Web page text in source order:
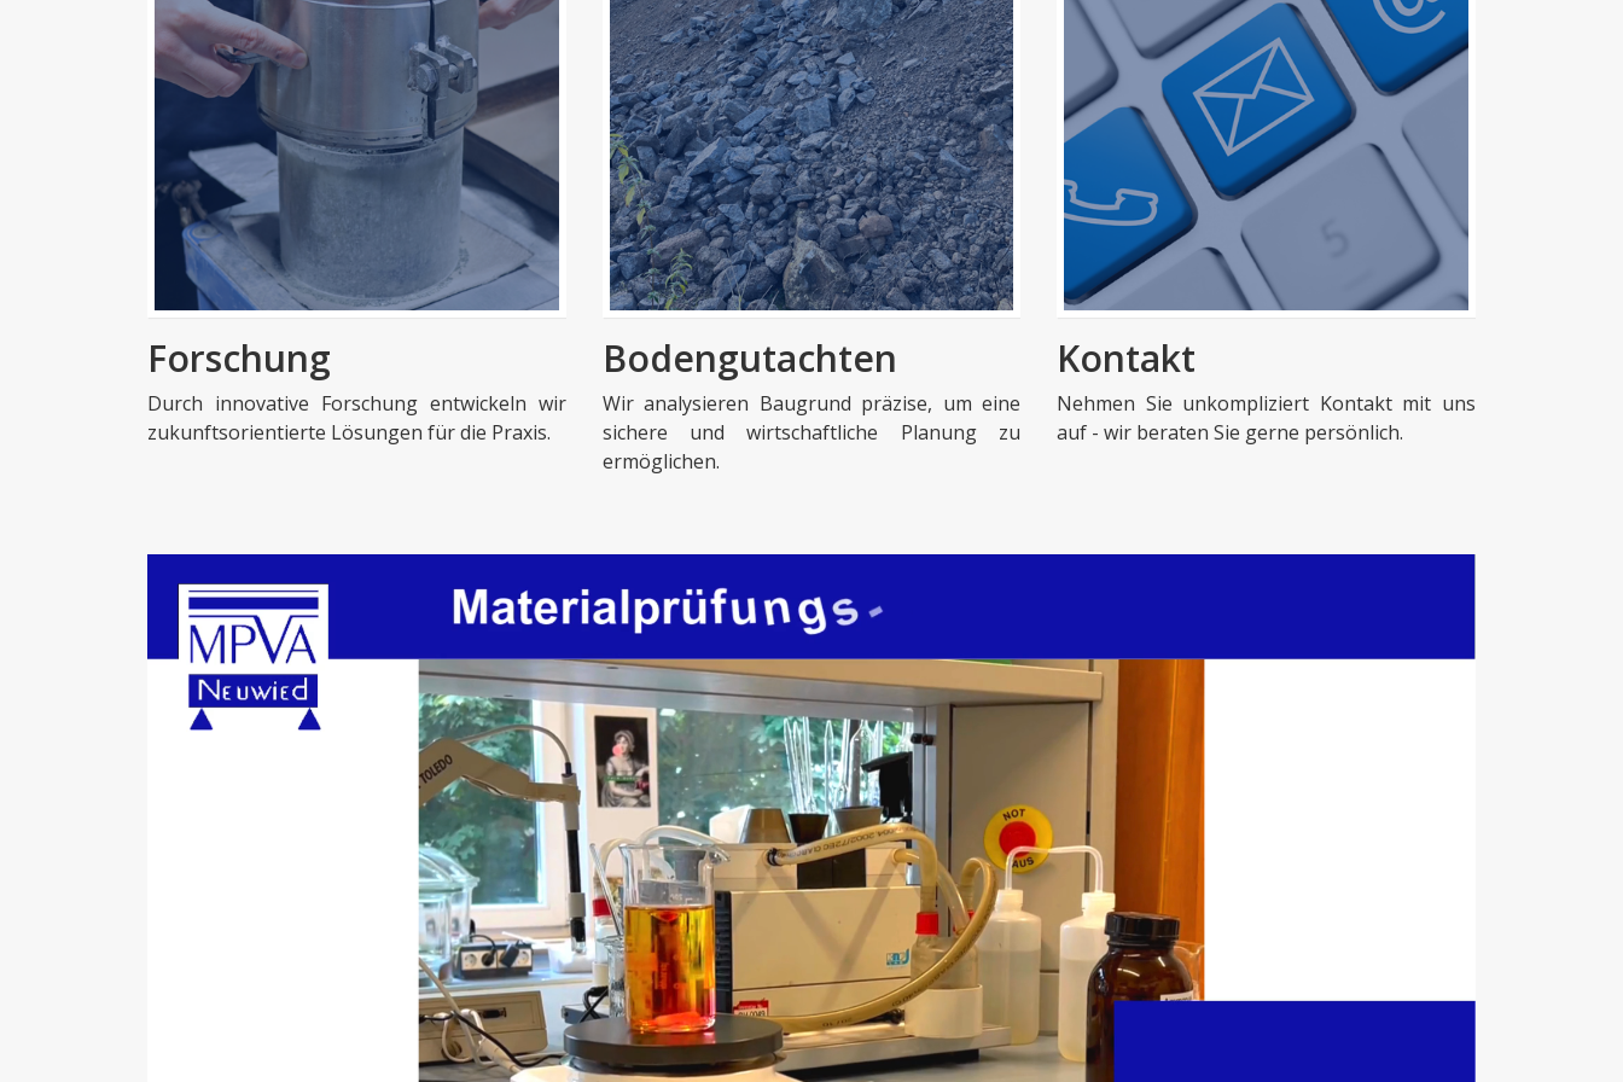
Forschung
Durch innovative Forschung entwickeln wir
zukunftsorientierte Lösungen für die Praxis.
Bodengutachten
Wir analysieren Baugrund präzise, um eine
sichere und wirtschaftliche Planung zu
ermöglichen.
Kontakt
Nehmen Sie unkompliziert Kontakt mit uns
auf - wir beraten Sie gerne persönlich.